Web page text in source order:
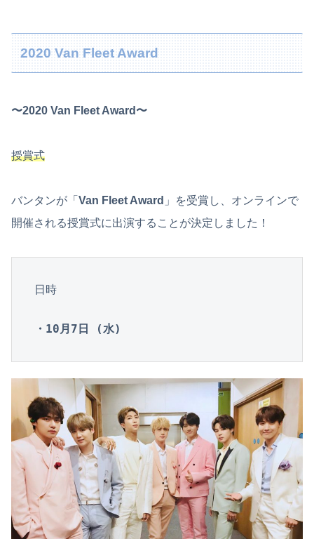
2020 Van Fleet Award
〜2020 Van Fleet Award〜
授賞式
バンタンが「 Van Fleet Award 」を受賞し、オンラインで
開催される授賞式に出演することが決定しました！
日時
・10月7日 (水)